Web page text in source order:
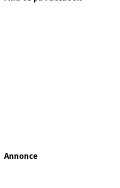
Annonce